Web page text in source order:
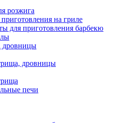
розжига
на гриле
для приготовления барбекю
дровницы
дровницы
печи